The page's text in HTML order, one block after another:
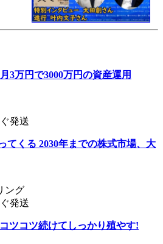
3万円で3000万円の資産運用
発送
てくる 2030年までの株式市場、大
ング
発送
ツコツ続けてしっかり殖やす!